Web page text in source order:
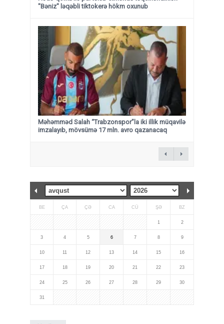
"Bəniz" ləqəbli tiktokerə hökm oxunub
Məhəmməd Salah “Trabzonspor”la iki illik müqavilə
imzalayıb, mövsümə 17 mln. avro qazanacaq
BE ÇA ÇƏ CA CÜ ŞƏ BZ
1 2
3 4 5 6 7 8 9
10 11 12 13 14 15 16
17 18 19 20 21 22 23
24 25 26 27 28 29 30
31